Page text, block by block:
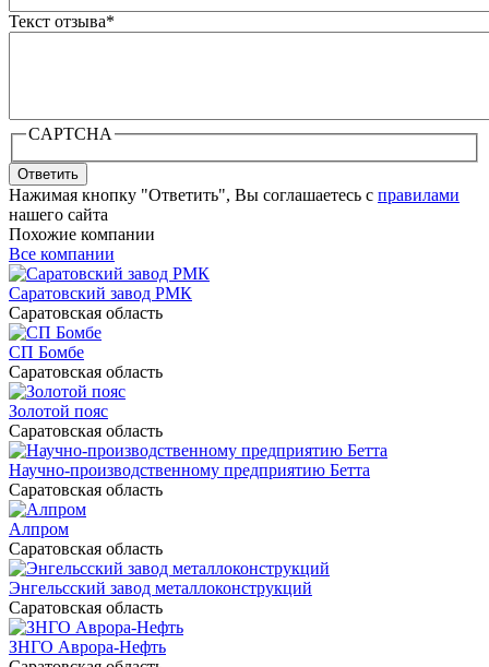
Текст отзыва*
CAPTCHA
Ответить
Нажимая кнопку "Ответить", Вы соглашаетесь с правилами
нашего сайта
Похожие компании
Все компании
Саратовский завод РМК
Саратовская область
СП Бомбе
Саратовская область
Золотой пояс
Саратовская область
Научно-производственному предприятию Бетта
Саратовская область
Алпром
Саратовская область
Энгельсский завод металлоконструкций
Саратовская область
ЗНГО Аврора-Нефть